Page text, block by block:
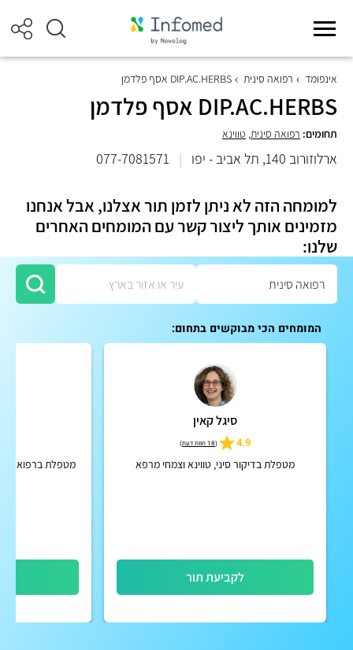
אינפומד רפואה סינית DIP.AC.HERBS אסף פלדמן
DIP.AC.HERBS אסף פלדמן
תחומים: רפואה סינית, טווינא
ארלוזורוב 140, תל אביב - יפו |
077-7081571
למומחה הזה לא ניתן לזמן תור אצלנו, אבל אנחנו
מזמינים אותך ליצור קשר עם המומחים האחרים
שלנו:
המומחים הכי מבוקשים בתחום:
סיגל קאין
4.9
(18 חוות דעת )
מטפלת בדיקור סיני, טווינא וצמחי מרפא
לקביעת תור
מטפלת ברפואה